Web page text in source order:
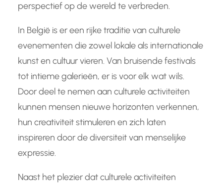
perspectief op de wereld te verbreden.
In België is er een rijke traditie van culturele
evenementen die zowel lokale als internationale
kunst en cultuur vieren. Van bruisende festivals
tot intieme galerieën, er is voor elk wat wils.
Door deel te nemen aan culturele activiteiten
kunnen mensen nieuwe horizonten verkennen,
hun creativiteit stimuleren en zich laten
inspireren door de diversiteit van menselijke
expressie.
Naast het plezier dat culturele activiteiten